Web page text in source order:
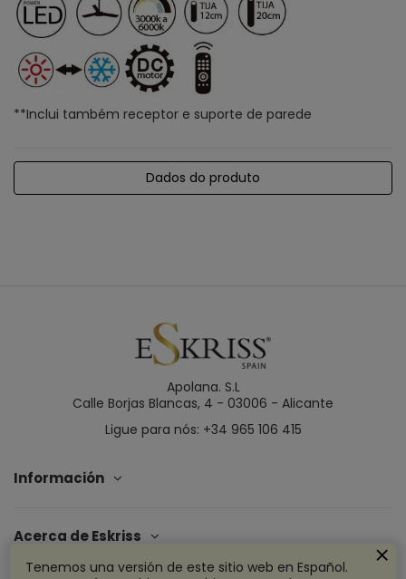
**Inclui também receptor e suporte de parede
Dados do produto
Apolana. S.L
Calle Borjas Blancas, 4 - 03006 - Alicante
Ligue para nós: +34 965 106 415
Información
Acerca de Eskriss
Tenemos una versión de este sitio web en Español.